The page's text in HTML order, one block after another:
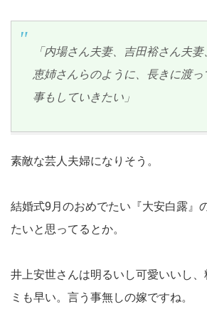
「内場さん夫妻、吉田裕さん夫
恵姉さんらのように、長きに渡
事もしていきたい」
素敵な芸人夫婦になりそう。
結婚式9月のおめでたい『大安白露』
たいと思ってるとか。
井上安世さんは明るいし可愛いいし
ミも早い。言う事無しの嫁ですね。